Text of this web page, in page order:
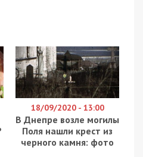
после 24 февраля,
подаст заявление и
выплатит им
154 евро на 1
На каждого ребенка,
с работником, будут
в месяц.